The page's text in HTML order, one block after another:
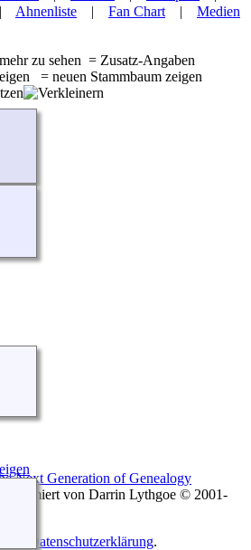
Ahnenliste | Fan Chart | Medien
zu sehen = Zusatz-Angaben
= neuen Stammbaum zeigen
Next Generation of Genealogy
von Darrin Lythgoe © 2001-
Datenschutzerklärung.